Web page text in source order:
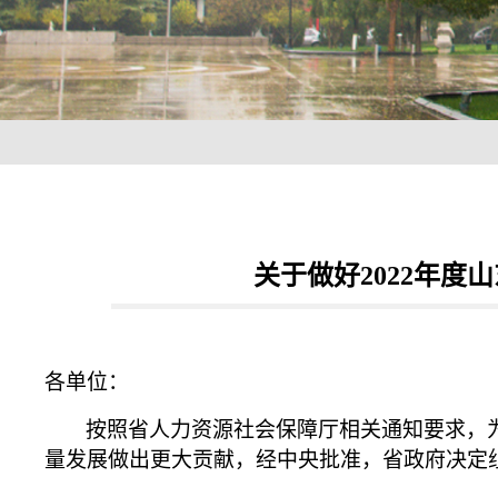
关于做好2022年度
各单位：
按照省人力资源社会保障厅相关通知要求
量发展做出更大贡献，经中央批准，省政府决